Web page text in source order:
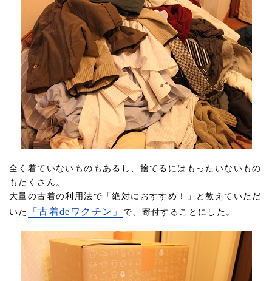
全く着ていないものもあるし、捨てるにはもったいないもの
もたくさん。
大量の古着の利用法で「絶対におすすめ！」と教えていただ
いた
「古着deワクチン」 で、寄付することにした。